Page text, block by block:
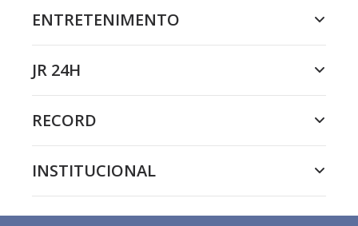
ENTRETENIMENTO
JR 24H
RECORD
INSTITUCIONAL